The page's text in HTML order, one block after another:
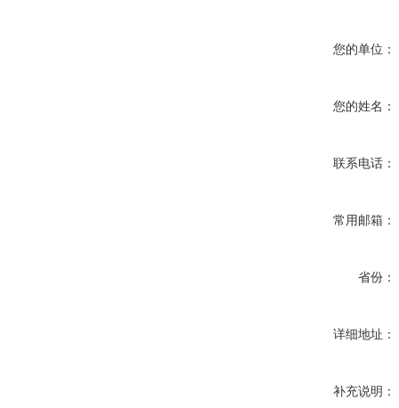
您的单位：
您的姓名：
联系电话：
常用邮箱：
省份：
详细地址：
补充说明：